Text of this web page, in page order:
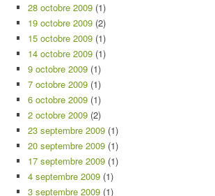
28 octobre 2009 (1)
19 octobre 2009 (2)
15 octobre 2009 (1)
14 octobre 2009 (1)
9 octobre 2009 (1)
7 octobre 2009 (1)
6 octobre 2009 (1)
2 octobre 2009 (2)
23 septembre 2009 (1)
20 septembre 2009 (1)
17 septembre 2009 (1)
4 septembre 2009 (1)
3 septembre 2009 (1)